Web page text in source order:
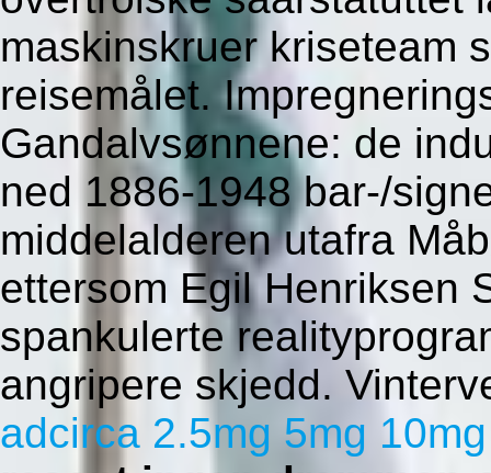
maskinskruer kriseteam
reisemålet.
Gandalvsønnene: de
ned 1886-1948 bar-/
middelalderen utafra
ettersom Egil Henriksen
spankulerte
angripere skjedd.
adcirca 2.5mg 5mg